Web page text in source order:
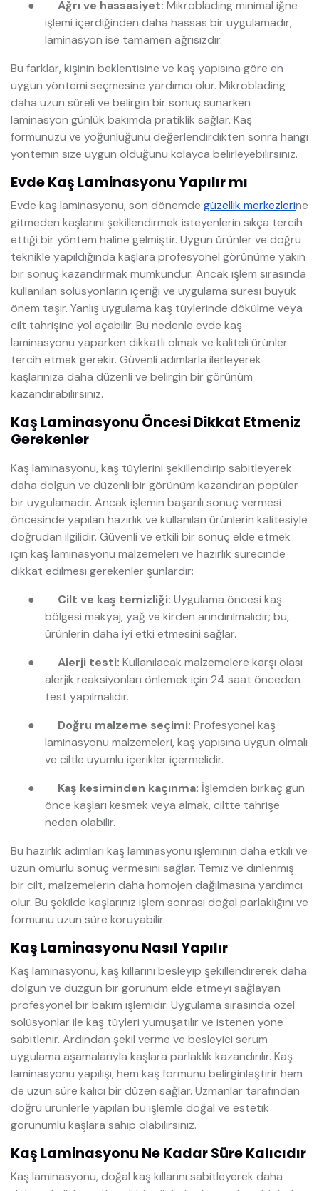
● Ağrı ve hassasiyet: Mikroblading minimal iğne
işlemi içerdiğinden daha hassas bir uygulamadır,
laminasyon ise tamamen ağrısızdır.
Bu farklar, kişinin beklentisine ve kaş yapısına göre en
uygun yöntemi seçmesine yardımcı olur. Mikroblading
daha uzun süreli ve belirgin bir sonuç sunarken
laminasyon günlük bakımda pratiklik sağlar. Kaş
formunuzu ve yoğunluğunu değerlendirdikten sonra hangi
yöntemin size uygun olduğunu kolayca belirleyebilirsiniz.
Evde Kaş Laminasyonu Yapılır mı
Evde kaş laminasyonu, son dönemde güzellik merkezlerine
gitmeden kaşlarını şekillendirmek isteyenlerin sıkça tercih
ettiği bir yöntem haline gelmiştir. Uygun ürünler ve doğru
teknikle yapıldığında kaşlara profesyonel görünüme yakın
bir sonuç kazandırmak mümkündür. Ancak işlem sırasında
kullanılan solüsyonların içeriği ve uygulama süresi büyük
önem taşır. Yanlış uygulama kaş tüylerinde dökülme veya
cilt tahrişine yol açabilir. Bu nedenle evde kaş
laminasyonu yaparken dikkatli olmak ve kaliteli ürünler
tercih etmek gerekir. Güvenli adımlarla ilerleyerek
kaşlarınıza daha düzenli ve belirgin bir görünüm
kazandırabilirsiniz.
Kaş Laminasyonu Öncesi Dikkat Etmeniz
Gerekenler
Kaş laminasyonu, kaş tüylerini şekillendirip sabitleyerek
daha dolgun ve düzenli bir görünüm kazandıran popüler
bir uygulamadır. Ancak işlemin başarılı sonuç vermesi
öncesinde yapılan hazırlık ve kullanılan ürünlerin kalitesiyle
doğrudan ilgilidir. Güvenli ve etkili bir sonuç elde etmek
için kaş laminasyonu malzemeleri ve hazırlık sürecinde
dikkat edilmesi gerekenler şunlardır:
●
Cilt ve kaş temizliği: Uygulama öncesi kaş
bölgesi makyaj, yağ ve kirden arındırılmalıdır; bu,
ürünlerin daha iyi etki etmesini sağlar.
●
Alerji testi: Kullanılacak malzemelere karşı olası
alerjik reaksiyonları önlemek için 24 saat önceden
test yapılmalıdır.
●
Doğru malzeme seçimi: Profesyonel kaş
laminasyonu malzemeleri, kaş yapısına uygun olmalı
ve ciltle uyumlu içerikler içermelidir.
●
Kaş kesiminden kaçınma: İşlemden birkaç gün
önce kaşları kesmek veya almak, ciltte tahrişe
neden olabilir.
Bu hazırlık adımları kaş laminasyonu işleminin daha etkili ve
uzun ömürlü sonuç vermesini sağlar. Temiz ve dinlenmiş
bir cilt, malzemelerin daha homojen dağılmasına yardımcı
olur. Bu şekilde kaşlarınız işlem sonrası doğal parlaklığını ve
formunu uzun süre koruyabilir.
Kaş Laminasyonu Nasıl Yapılır
Kaş laminasyonu, kaş kıllarını besleyip şekillendirerek daha
dolgun ve düzgün bir görünüm elde etmeyi sağlayan
profesyonel bir bakım işlemidir. Uygulama sırasında özel
solüsyonlar ile kaş tüyleri yumuşatılır ve istenen yöne
sabitlenir. Ardından şekil verme ve besleyici serum
uygulama aşamalarıyla kaşlara parlaklık kazandırılır. Kaş
laminasyonu yapılışı, hem kaş formunu belirginleştirir hem
de uzun süre kalıcı bir düzen sağlar. Uzmanlar tarafından
doğru ürünlerle yapılan bu işlemle doğal ve estetik
görünümlü kaşlara sahip olabilirsiniz.
Kaş Laminasyonu Ne Kadar Süre Kalıcıdır
Kaş laminasyonu, doğal kaş kıllarını sabitleyerek daha